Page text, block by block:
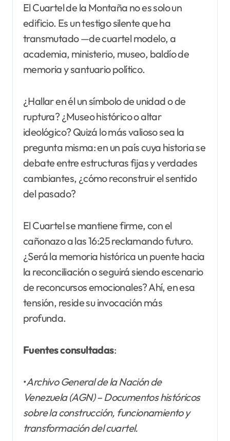
El Cuartel de la Montaña no es solo un
edificio. Es un testigo silente que ha
transmutado —de cuartel modelo, a
academia, ministerio, museo, baldío de
memoria y santuario político.
¿Hallar en él un símbolo de unidad o de
ruptura? ¿Museo histórico o altar
ideológico? Quizá lo más valioso sea la
pregunta misma: en un país cuya historia se
debate entre estructuras fijas y verdades
cambiantes, ¿cómo reconstruir el sentido
del pasado?
El Cuartel se mantiene firme, con el
cañonazo a las 16:25 reclamando futuro.
¿Será la memoria histórica un puente hacia
la reconciliación o seguirá siendo escenario
de reconcursos emocionales? Ahí, en esa
tensión, reside su invocación más
profunda.
Fuentes consultadas:
•Archivo General de la Nación de
Venezuela (AGN) – Documentos históricos
sobre la construcción, funcionamiento y
transformación del cuartel.